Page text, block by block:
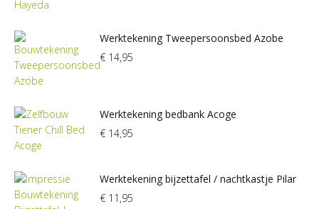
Werktekening Tweepersoonsbed Azobe
€ 14,95
Werktekening bedbank Acoge
€ 14,95
Werktekening bijzettafel / nachtkastje Pilar
€ 11,95